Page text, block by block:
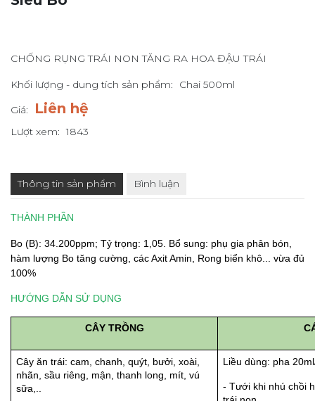
CHỐNG RỤNG TRÁI NON TĂNG RA HOA ĐẬU TRÁI
Khối lượng - dung tích sản phẩm:
Chai 500ml
Giá:
Liên hệ
Lượt xem: 1843
Thông tin sản phẩm Bình luận
THÀNH PHẦN
Bo (B): 34.200ppm; Tỷ trọng: 1,05. Bổ sung: phụ gia phân bón,
hàm lượng Bo tăng cường, các Axit Amin, Rong biển khô... vừa đủ
100%
HƯỚNG DẪN SỬ DỤNG
CÂY TRỒNG
Cây ăn trái: cam, chanh, quýt, bưởi, xoài,
nhãn, sầu riêng, mận, thanh long, mít, vú
sữa,..
Liều dùng: pha
- Tưới khi nhú chồi